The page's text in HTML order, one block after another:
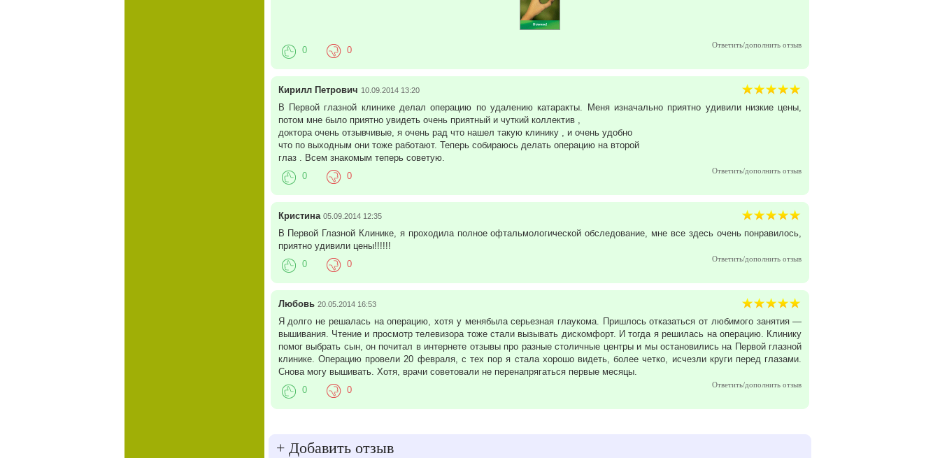
Ответить/дополнить отзыв
0 0
Кирилл Петрович 10.09.2014 13:20
В Первой глазной клинике делал операцию по удалению катаракты. Меня изначально приятно удивили низкие цены,
потом мне было приятно увидеть очень приятный и чуткий коллектив ,
доктора очень отзывчивые, я очень рад что нашел такую клинику , и очень удобно
что по выходным они тоже работают. Теперь собираюсь делать операцию на второй
глаз . Всем знакомым теперь советую.
Ответить/дополнить отзыв
0 0
Кристина 05.09.2014 12:35
В Первой Глазной Клинике, я проходила полное офтальмологической обследование, мне все здесь очень понравилось,
приятно удивили цены!!!!!!
Ответить/дополнить отзыв
0 0
Любовь 20.05.2014 16:53
Я долго не решалась на операцию, хотя у менябыла серьезная глаукома. Пришлось отказаться от любимого занятия —
вышивания. Чтение и просмотр телевизора тоже стали вызывать дискомфорт. И тогда я решилась на операцию. Клинику
помог выбрать сын, он почитал в интернете отзывы про разные столичные центры и мы остановились на Первой глазной
клинике. Операцию провели 20 февраля, с тех пор я стала хорошо видеть, более четко, исчезли круги перед глазами.
Снова могу вышивать. Хотя, врачи советовали не перенапрягаться первые месяцы.
Ответить/дополнить отзыв
0 0
+ Добавить отзыв